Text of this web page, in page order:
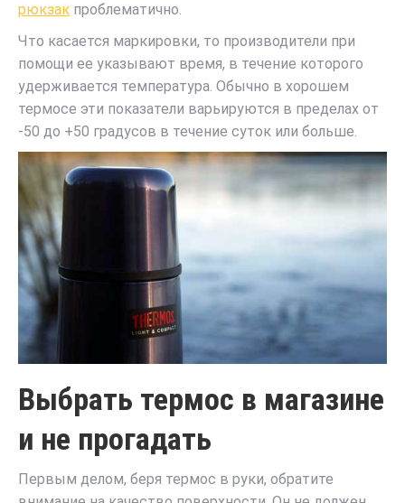
рюкзак проблематично.
Что касается маркировки, то производители при
помощи ее указывают время, в течение которого
удерживается температура. Обычно в хорошем
термосе эти показатели варьируются в пределах от
-50 до +50 градусов в течение суток или больше.
Выбрать термос в магазине
и не прогадать
Первым делом, беря термос в руки, обратите